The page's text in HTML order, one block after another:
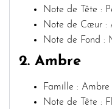
Note de Tête :
Note de Cœur :
Note de Fond :
2. Ambre
Famille : Ambre
Note de Tête :